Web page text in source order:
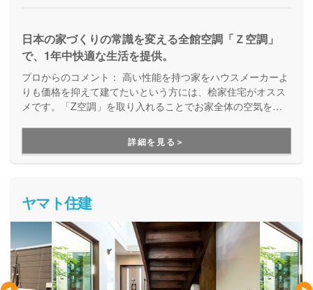
日本の家づくりの常識を変える全館空調「Ｚ空調」
で、1年中快適な生活を提供。
プロからのコメント： 高い性能を持つ家をハウスメーカーよ
りも価格を抑えて建てたいという方には、桧家住宅がオスス
メです。「Z空調」を取り入れることでお家全体の空気を循
まいづくりをしています。Z空調の性能を体験できる施設も
あるので、体験した上で納得してお家づくりを進めることが
出来ます。是非一度、実際に足を運んで体験してみてくださ
詳細を見る＞
ヤマト住建